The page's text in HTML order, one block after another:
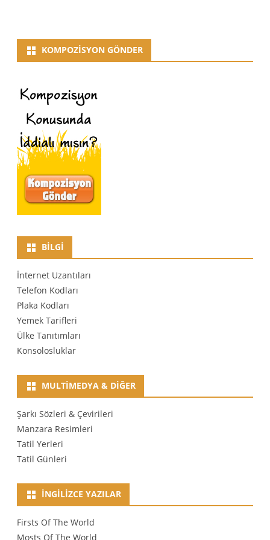
KOMPOZISYON GÖNDER
BILGI
İnternet Uzantıları
Telefon Kodları
Plaka Kodları
Yemek Tarifleri
Ülke Tanıtımları
Konsolosluklar
MULTIMEDYA & DIĞER
Şarkı Sözleri & Çevirileri
Manzara Resimleri
Tatil Yerleri
Tatil Günleri
İNGILIZCE YAZILAR
Firsts Of The World
Mosts Of The World